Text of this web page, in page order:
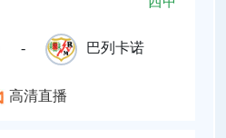
- 巴列卡诺
高清直播